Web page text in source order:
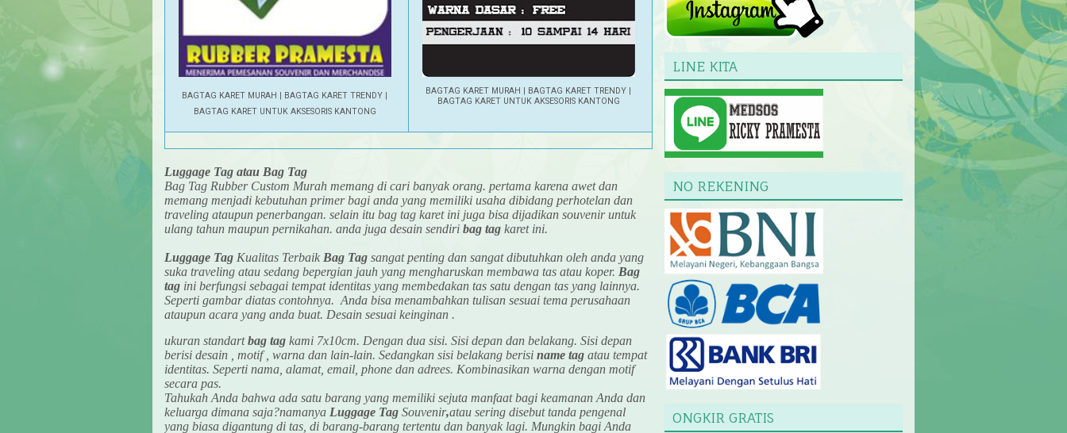
BAGTAG KARET MURAH | BAGTAG KARET TRENDY |
BAGTAG KARET UNTUK AKSESORIS KANTONG
BAGTAG KARET MURAH | BAGTAG KARET TRENDY |
BAGTAG KARET UNTUK AKSESORIS KANTONG
Luggage Tag atau Bag Tag
Bag Tag Rubber Custom Murah memang di cari banyak orang. pertama karena awet dan
memang menjadi kebutuhan primer bagi anda yang memiliki usaha dibidang perhotelan dan
traveling ataupun penerbangan. selain itu bag tag karet ini juga bisa dijadikan souvenir untuk
ulang tahun maupun pernikahan. anda juga desain sendiri bag tag karet ini.
Luggage Tag Kualitas Terbaik Bag Tag sangat penting dan sangat dibutuhkan oleh anda yang
suka traveling atau sedang bepergian jauh yang mengharuskan membawa tas atau koper. Bag
tag ini berfungsi sebagai tempat identitas yang membedakan tas satu dengan tas yang lainnya.
Seperti gambar diatas contohnya. Anda bisa menambahkan tulisan sesuai tema perusahaan
ataupun acara yang anda buat. Desain sesuai keinginan .
ukuran standartbag tag kami 7x10cm. Dengan dua sisi. Sisi depan dan belakang. Sisi depan
berisi desain , motif , warna dan lain-lain. Sedangkan sisi belakang berisi name tag atau tempat
identitas. Seperti nama, alamat, email, phone dan adrees. Kombinasikan warna dengan motif
secara pas.
Tahukah Anda bahwa ada satu barang yang memiliki sejuta manfaat bagi keamanan Anda dan
keluarga dimana saja?namanya Luggage Tag Souvenir,atau sering disebut tanda pengenal
yang biasa digantung di tas, di barang-barang tertentu dan banyak lagi. Mungkin bagi Anda
LINE KITA
NO REKENING
ONGKIR GRATIS